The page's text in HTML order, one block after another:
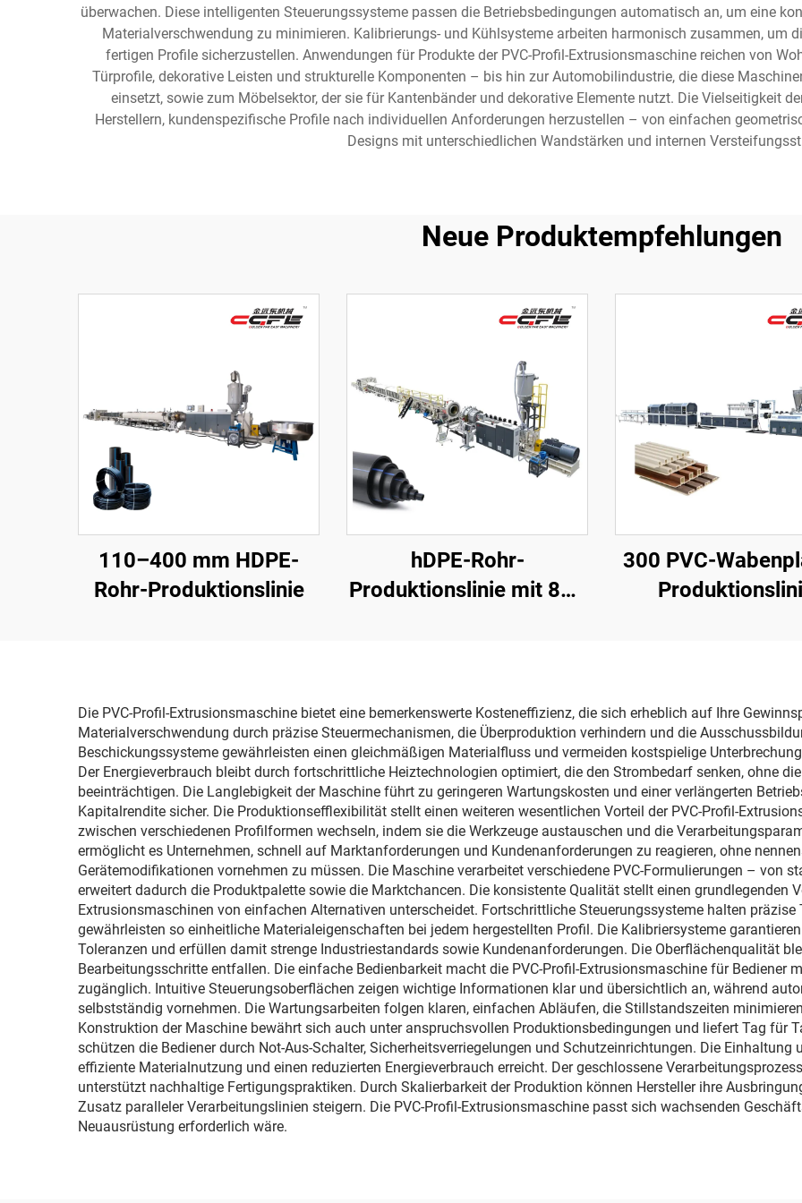
überwachen. Diese intelligenten Steuerungssysteme passen die Betriebsbedingungen automatisch an, um eine
Materialverschwendung zu minimieren. Kalibrierungs- und Kühlsysteme arbeiten harmonisch zusammen, um
fertigen Profile sicherzustellen. Anwendungen für Produkte der PVC-Profil-Extrusionsmaschine reichen von
Türprofile, dekorative Leisten und strukturelle Komponenten – bis hin zur Automobilindustrie, die diese
einsetzt, sowie zum Möbelsektor, der sie für Kantenbänder und dekorative Elemente nutzt. Die Vielseitigkeit
Herstellern, kundenspezifische Profile nach individuellen Anforderungen herzustellen – von einfachen
Designs mit unterschiedlichen Wandstärken und internen
Neue Produktempfehlungen
110–400 mm HDPE-
Rohr-Produktionslinie
hDPE-Rohr-
Produktionslinie mit 800
300 PVC-
Die PVC-Profil-Extrusionsmaschine bietet eine bemerkenswerte Kosteneffizienz, die sich erheblich auf Ihre
Materialverschwendung durch präzise Steuermechanismen, die Überproduktion verhindern und die
Beschickungssysteme gewährleisten einen gleichmäßigen Materialfluss und vermeiden kostspielige
Der Energieverbrauch bleibt durch fortschrittliche Heiztechnologien optimiert, die den Strombedarf senken, ohne
beeinträchtigen. Die Langlebigkeit der Maschine führt zu geringeren Wartungskosten und einer verlängerten
Kapitalrendite sicher. Die Produktionsefflexibilität stellt einen weiteren wesentlichen Vorteil der PVC-Profil-
zwischen verschiedenen Profilformen wechseln, indem sie die Werkzeuge austauschen und die
ermöglicht es Unternehmen, schnell auf Marktanforderungen und Kundenanforderungen zu reagieren, ohne
Gerätemodifikationen vornehmen zu müssen. Die Maschine verarbeitet verschiedene PVC-Formulierungen – von
erweitert dadurch die Produktpalette sowie die Marktchancen. Die konsistente Qualität stellt einen grundlegenden
Extrusionsmaschinen von einfachen Alternativen unterscheidet. Fortschrittliche Steuerungssysteme halten
gewährleisten so einheitliche Materialeigenschaften bei jedem hergestellten Profil. Die Kalibriersysteme
Toleranzen und erfüllen damit strenge Industriestandards sowie Kundenanforderungen. Die Oberflächenqualität
Bearbeitungsschritte entfallen. Die einfache Bedienbarkeit macht die PVC-Profil-Extrusionsmaschine für Bediener
zugänglich. Intuitive Steuerungsoberflächen zeigen wichtige Informationen klar und übersichtlich an, während
selbstständig vornehmen. Die Wartungsarbeiten folgen klaren, einfachen Abläufen, die Stillstandszeiten
Konstruktion der Maschine bewährt sich auch unter anspruchsvollen Produktionsbedingungen und liefert Tag für
schützen die Bediener durch Not-Aus-Schalter, Sicherheitsverriegelungen und Schutzeinrichtungen. Die
effiziente Materialnutzung und einen reduzierten Energieverbrauch erreicht. Der geschlossene
unterstützt nachhaltige Fertigungspraktiken. Durch Skalierbarkeit der Produktion können Hersteller ihre
Zusatz paralleler Verarbeitungslinien steigern. Die PVC-Profil-Extrusionsmaschine passt sich wachsenden
Neuausrüstung erforderlich wäre.